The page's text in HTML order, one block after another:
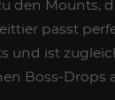
den Mounts,
passt
und ist
Boss-Drops